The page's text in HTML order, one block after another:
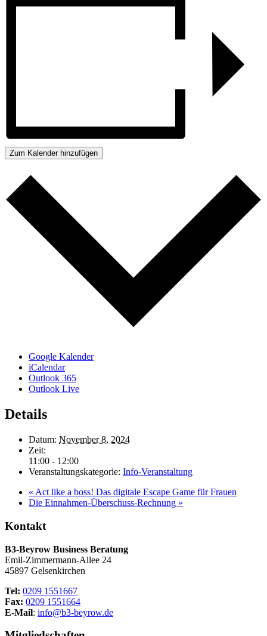
Zum Kalender hinzufügen
Google Kalender
iCalendar
Outlook 365
Outlook Live
Details
Datum: November 8, 2024
Zeit:
11:00 - 12:00
Veranstaltungskategorie: Info-Veranstaltung
« Act like a boss! Das digitale Escape Game für Frauen
Die Einnahmen-Überschuss-Rechnung »
Kontakt
B3-Beyrow Business Beratung
Emil-Zimmermann-Allee 24
45897 Gelsenkirchen
Tel: 0209 1551667
Fax: 0209 1551664
E-Mail: info@b3-beyrow.de